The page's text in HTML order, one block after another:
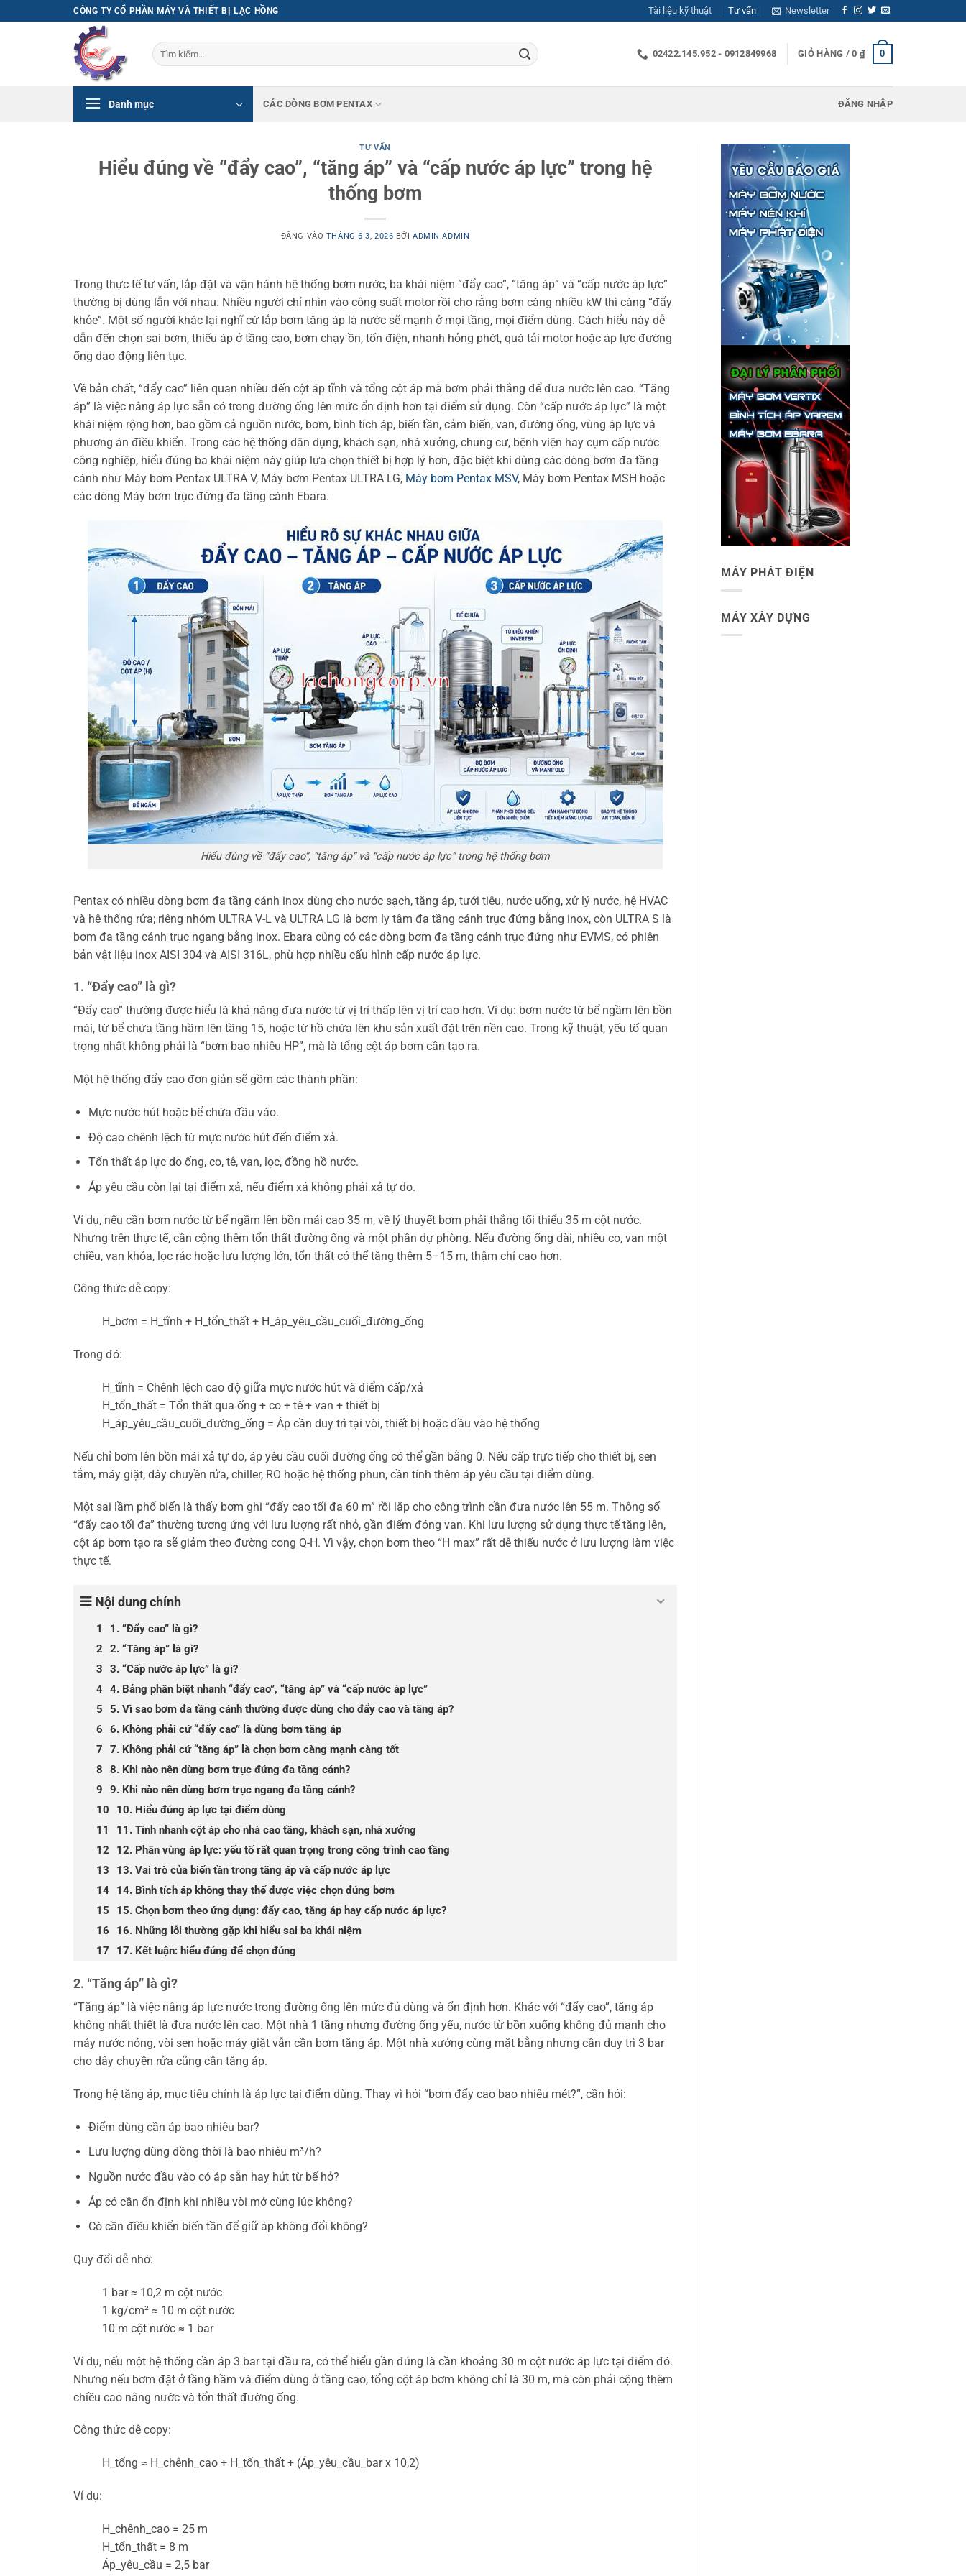
qua
CÔNG TY CỔ PHẦN MÁY VÀ THIẾT BỊ LẠC HỒNG Tài liệu kỹ thuật Tư vấn Newsletter
Tìm
kiếm:
02422.145.952 - 0912849968 GIỎ HÀNG /0 ₫ 0
Danh mục CÁC DÒNG BƠM PENTAX ĐĂNG NHẬP
TƯ VẤN
Hiểu đúng về “đẩy cao”, “tăng áp” và “cấp nước áp lực” trong hệ
thống bơm
ĐĂNG VÀO THÁNG 6 3, 2026 BỞIADMIN ADMIN
Trong thực tế tư vấn, lắp đặt và vận hành hệ thống bơm nước, ba khái niệm “đẩy cao”, “tăng áp” và “cấp nước áp lực”
thường bị dùng lẫn với nhau. Nhiều người chỉ nhìn vào công suất motor rồi cho rằng bơm càng nhiều kW thì càng “đẩy
khỏe”. Một số người khác lại nghĩ cứ lắp bơm tăng áp là nước sẽ mạnh ở mọi tầng, mọi điểm dùng. Cách hiểu này dễ
dẫn đến chọn sai bơm, thiếu áp ở tầng cao, bơm chạy ồn, tốn điện, nhanh hỏng phớt, quá tải motor hoặc áp lực đường
ống dao động liên tục.
Về bản chất, “đẩy cao” liên quan nhiều đến cột áp tĩnh và tổng cột áp mà bơm phải thắng để đưa nước lên cao. “Tăng
áp” là việc nâng áp lực sẵn có trong đường ống lên mức ổn định hơn tại điểm sử dụng. Còn “cấp nước áp lực” là một
khái niệm rộng hơn, bao gồm cả nguồn nước, bơm, bình tích áp, biến tần, cảm biến, van, đường ống, vùng áp lực và
phương án điều khiển. Trong các hệ thống dân dụng, khách sạn, nhà xưởng, chung cư, bệnh viện hay cụm cấp nước
công nghiệp, hiểu đúng ba khái niệm này giúp lựa chọn thiết bị hợp lý hơn, đặc biệt khi dùng các dòng bơm đa tầng
cánh như Máy bơm Pentax ULTRA V, Máy bơm Pentax ULTRA LG, Máy bơm Pentax MSV, Máy bơm Pentax MSH hoặc
các dòng Máy bơm trục đứng đa tầng cánh Ebara.
Hiểu đúng về “đẩy cao”, “tăng áp” và “cấp nước áp lực” trong hệ thống bơm
Pentax có nhiều dòng bơm đa tầng cánh inox dùng cho nước sạch, tăng áp, tưới tiêu, nước uống, xử lý nước, hệ HVAC
và hệ thống rửa; riêng nhóm ULTRA V-L và ULTRA LG là bơm ly tâm đa tầng cánh trục đứng bằng inox, còn ULTRA S là
bơm đa tầng cánh trục ngang bằng inox. Ebara cũng có các dòng bơm đa tầng cánh trục đứng như EVMS, có phiên
bản vật liệu inox AISI 304 và AISI 316L, phù hợp nhiều cấu hình cấp nước áp lực.
1. “Đẩy cao” là gì?
“Đẩy cao” thường được hiểu là khả năng đưa nước từ vị trí thấp lên vị trí cao hơn. Ví dụ: bơm nước từ bể ngầm lên bồn
mái, từ bể chứa tầng hầm lên tầng 15, hoặc từ hồ chứa lên khu sản xuất đặt trên nền cao. Trong kỹ thuật, yếu tố quan
trọng nhất không phải là “bơm bao nhiêu HP”, mà là tổng cột áp bơm cần tạo ra.
Một hệ thống đẩy cao đơn giản sẽ gồm các thành phần:
Mực nước hút hoặc bể chứa đầu vào.
Độ cao chênh lệch từ mực nước hút đến điểm xả.
Tổn thất áp lực do ống, co, tê, van, lọc, đồng hồ nước.
Áp yêu cầu còn lại tại điểm xả, nếu điểm xả không phải xả tự do.
Ví dụ, nếu cần bơm nước từ bể ngầm lên bồn mái cao 35 m, về lý thuyết bơm phải thắng tối thiểu 35 m cột nước.
Nhưng trên thực tế, cần cộng thêm tổn thất đường ống và một phần dự phòng. Nếu đường ống dài, nhiều co, van một
chiều, van khóa, lọc rác hoặc lưu lượng lớn, tổn thất có thể tăng thêm 5–15 m, thậm chí cao hơn.
Công thức dễ copy:
H_bơm = H_tĩnh + H_tổn_thất + H_áp_yêu_cầu_cuối_đường_ống
Trong đó:
H_tĩnh = Chênh lệch cao độ giữa mực nước hút và điểm cấp/xả
H_tổn_thất = Tổn thất qua ống + co + tê + van + thiết bị
H_áp_yêu_cầu_cuối_đường_ống = Áp cần duy trì tại vòi, thiết bị hoặc đầu vào hệ thống
Nếu chỉ bơm lên bồn mái xả tự do, áp yêu cầu cuối đường ống có thể gần bằng 0. Nếu cấp trực tiếp cho thiết bị, sen
tắm, máy giặt, dây chuyền rửa, chiller, RO hoặc hệ thống phun, cần tính thêm áp yêu cầu tại điểm dùng.
Một sai lầm phổ biến là thấy bơm ghi “đẩy cao tối đa 60 m” rồi lắp cho công trình cần đưa nước lên 55 m. Thông số
“đẩy cao tối đa” thường tương ứng với lưu lượng rất nhỏ, gần điểm đóng van. Khi lưu lượng sử dụng thực tế tăng lên,
cột áp bơm tạo ra sẽ giảm theo đường cong Q-H. Vì vậy, chọn bơm theo “H max” rất dễ thiếu nước ở lưu lượng làm việc
thực tế.
Nội dung chính
1. “Đẩy cao” là gì?
2. “Tăng áp” là gì?
3. “Cấp nước áp lực” là gì?
4. Bảng phân biệt nhanh “đẩy cao”, “tăng áp” và “cấp nước áp lực”
5. Vì sao bơm đa tầng cánh thường được dùng cho đẩy cao và tăng áp?
6. Không phải cứ “đẩy cao” là dùng bơm tăng áp
7. Không phải cứ “tăng áp” là chọn bơm càng mạnh càng tốt
8. Khi nào nên dùng bơm trục đứng đa tầng cánh?
9. Khi nào nên dùng bơm trục ngang đa tầng cánh?
10. Hiểu đúng áp lực tại điểm dùng
11. Tính nhanh cột áp cho nhà cao tầng, khách sạn, nhà xưởng
12. Phân vùng áp lực: yếu tố rất quan trọng trong công trình cao tầng
13. Vai trò của biến tần trong tăng áp và cấp nước áp lực
14. Bình tích áp không thay thế được việc chọn đúng bơm
15. Chọn bơm theo ứng dụng: đẩy cao, tăng áp hay cấp nước áp lực?
16. Những lỗi thường gặp khi hiểu sai ba khái niệm
17. Kết luận: hiểu đúng để chọn đúng
2. “Tăng áp” là gì?
“Tăng áp” là việc nâng áp lực nước trong đường ống lên mức đủ dùng và ổn định hơn. Khác với “đẩy cao”, tăng áp
không nhất thiết là đưa nước lên cao. Một nhà 1 tầng nhưng đường ống yếu, nước từ bồn xuống không đủ mạnh cho
máy nước nóng, vòi sen hoặc máy giặt vẫn cần bơm tăng áp. Một nhà xưởng cùng mặt bằng nhưng cần duy trì 3 bar
cho dây chuyền rửa cũng cần tăng áp.
Trong hệ tăng áp, mục tiêu chính là áp lực tại điểm dùng. Thay vì hỏi “bơm đẩy cao bao nhiêu mét?”, cần hỏi:
Điểm dùng cần áp bao nhiêu bar?
Lưu lượng dùng đồng thời là bao nhiêu m³/h?
Nguồn nước đầu vào có áp sẵn hay hút từ bể hở?
Áp có cần ổn định khi nhiều vòi mở cùng lúc không?
Có cần điều khiển biến tần để giữ áp không đổi không?
Quy đổi dễ nhớ:
1 bar ≈ 10,2 m cột nước
1 kg/cm² ≈ 10 m cột nước
10 m cột nước ≈ 1 bar
Ví dụ, nếu một hệ thống cần áp 3 bar tại đầu ra, có thể hiểu gần đúng là cần khoảng 30 m cột nước áp lực tại điểm đó.
Nhưng nếu bơm đặt ở tầng hầm và điểm dùng ở tầng cao, tổng cột áp bơm không chỉ là 30 m, mà còn phải cộng thêm
chiều cao nâng nước và tổn thất đường ống.
Công thức dễ copy:
H_tổng ≈ H_chênh_cao + H_tổn_thất + (Áp_yêu_cầu_bar x 10,2)
Ví dụ:
H_chênh_cao = 25 m
H_tổn_thất = 8 m
Áp_yêu_cầu = 2,5 bar
MÁY PHÁT ĐIỆN
MÁY XÂY DỰNG